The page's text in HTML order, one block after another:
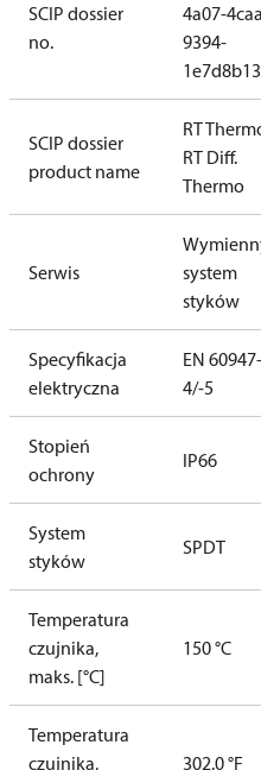
SCIP dossier
no.
4a07-
9394-
SCIP dossier
product name
RT
RT Diff.
Thermo
Serwis
system
styków
Specyfikacja
elektryczna
EN 60947-
4/-5
Stopień
ochrony
IP66
System
styków
SPDT
Temperatura
czujnika,
maks. [°C]
150 °C
Temperatura
czujnika,
302.0 °F